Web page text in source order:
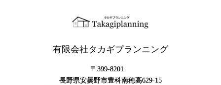
有限会社タカギプランニング
〒399-8201
長野県安曇野市豊科南穂高629-15